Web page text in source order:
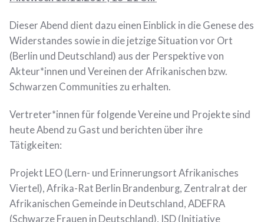
Dieser Abend dient dazu einen Einblick in die Genese des
Widerstandes sowie in die jetzige Situation vor Ort
(Berlin und Deutschland) aus der Perspektive von
Akteur*innen und Vereinen der Afrikanischen bzw.
Schwarzen Communities zu erhalten.
Vertreter*innen für folgende Vereine und Projekte sind
heute Abend zu Gast und berichten über ihre
Tätigkeiten:
Projekt LEO (Lern- und Erinnerungsort Afrikanisches
Viertel), Afrika-Rat Berlin Brandenburg, Zentralrat der
Afrikanischen Gemeinde in Deutschland, ADEFRA
(Schwarze Frauen in Deutschland), ISD (Initiative